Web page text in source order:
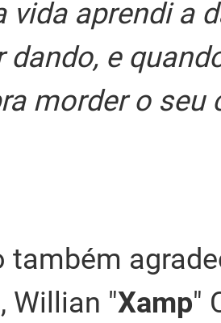
vida aprendi a
dando, e
morder o seu
também
Willian "Xamp"